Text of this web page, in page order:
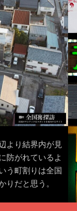
より結界内が見
防がれているよ
う町割りは全国
りだと思う。